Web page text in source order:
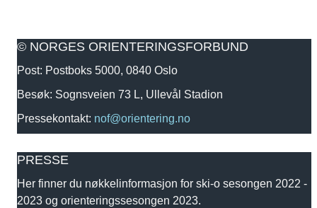
© NORGES ORIENTERINGSFORBUND
Post: Postboks 5000, 0840 Oslo
Besøk: Sognsveien 73 L, Ullevål Stadion
Pressekontakt: nof@orientering.no
PRESSE
Her finner du nøkkelinformasjon for ski-o sesongen 2022 -
2023 og orienteringssesongen 2023.